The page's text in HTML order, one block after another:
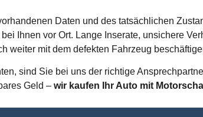
Daten und des tatsächlichen
Ihnen vor Ort. Lange Inserate, unsichere
weiter mit dem defekten Fahrzeug
sind Sie bei uns der richtige
Geld – wir kaufen Ihr Auto mit